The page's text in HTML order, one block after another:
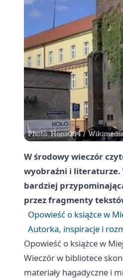
W środowy wieczór
wyobraźni i literaturze.
bardziej
przez fragmenty
Opowieść o książce w
Autorka, inspiracje i
Opowieść o książce w
Wieczór w bibliotece
materiały hagadyczne i